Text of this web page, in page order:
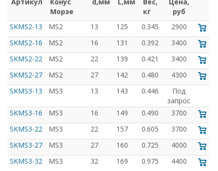
Морзе
кг
руб
SKMS2-13
MS2 13 125 0.345
2900
SKMS2-16
MS2 16 131 0.392
3400
SKMS2-22
MS2 22 139 0.421
3400
SKMS2-27
MS2 27 142 0.480
4300
SKMS3-13
MS3 13 143 0.446
Под
запрос
SKMS3-16
MS3 16 149 0.490
3700
SKMS3-22
MS3 22 157 0.605
3700
SKMS3-27
MS3 27 160 0.725
4000
SKMS3-32
MS3 32 169 0.975
4400